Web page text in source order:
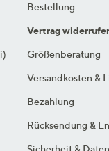
Bestellung
Vertrag
Größenberatung
Versandkosten &
Bezahlung
Rücksendung &
Sicherheit &